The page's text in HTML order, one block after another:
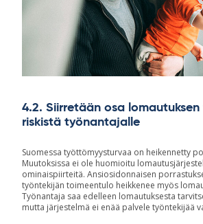
4.2. Siirretään osa
riskistä työnantajalle
Suomessa työttömyysturvaa on heikennetty
Muutoksissa ei ole huomioitu
ominaispiirteitä. Ansiosidonnaisen
työntekijän toimeentulo heikkenee myös
Työnantaja saa edelleen lomautuksesta
mutta järjestelmä ei enää palvele työntekijää